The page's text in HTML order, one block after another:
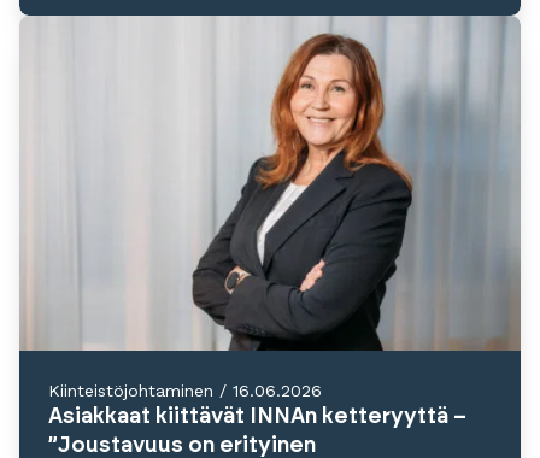
Kiinteistöjohtaminen / 16.06.2026
Asiakkaat kiittävät INNAn ketteryyttä –
”Joustavuus on erityinen